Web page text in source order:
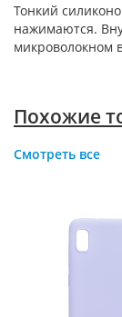
Тонкий
нажимаются.
микроволокном
Похожие
Смотреть все